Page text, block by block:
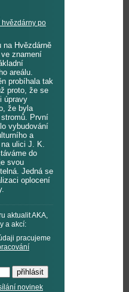
po
na Hvězdárně
znamení
areálu.
probíhala tak
proto, že se
úpravy
že byla
První
vybudování
a
ulici J. K.
do
svou
Jedná se
oplocení
aktualit AKA,
a akcí:
pracujeme
novinek